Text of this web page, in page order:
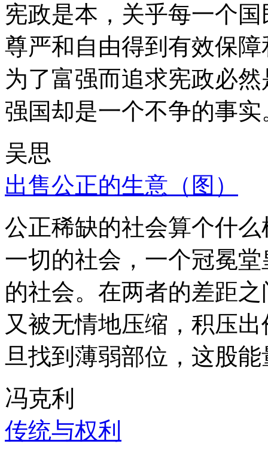
宪政是本，关乎每一个
尊严和自由得到有效保
为了富强而追求宪政必
强国却是一个不争的事实
吴思
出售公正的生意（图）
公正稀缺的社会算个什
一切的社会，一个冠冕
的社会。在两者的差距
又被无情地压缩，积压
旦找到薄弱部位，这股
冯克利
传统与权利